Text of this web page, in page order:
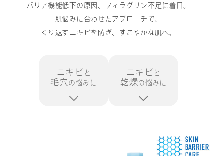
バリア機能低下の原因、フィラグリン不足に着目。
肌悩みに合わせたアプローチで、
くり返すニキビを防ぎ、すこやかな肌へ。
ニキビ と
毛穴 の悩みに
ニキビ と
乾燥の悩みに